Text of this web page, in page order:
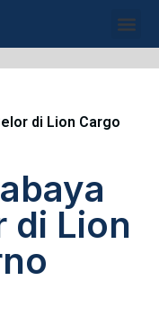
di Lion Cargo
di Lion